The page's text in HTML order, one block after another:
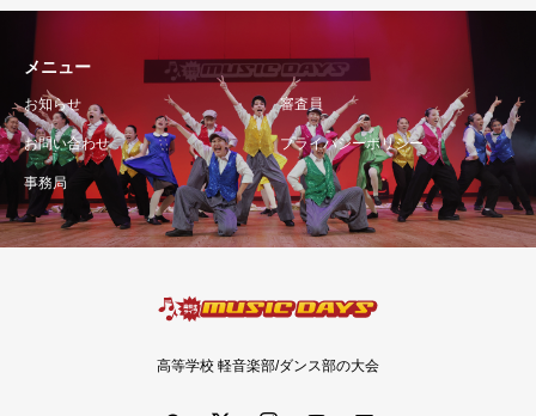
メニュー
お知らせ 審査員
お問い合わせ プライバシーポリシー
事務局
高等学校 軽音楽部/ダンス部の大会